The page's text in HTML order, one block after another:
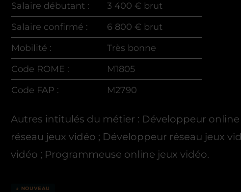
Salaire débutant :
3 400 € brut
Salaire confirmé :
6 800 € brut
Mobilité :
Très bonne
Code ROME :
M1805
Code FAP :
M2790
Autres intitulés du métier : Développeur
réseau jeux vidéo ; Développeur réseau jeux
vidéo ; Programmeuse online jeux vidéo.
↓ NOUVEAU